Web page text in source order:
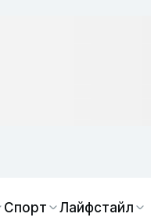
Спорт Лайфстайл